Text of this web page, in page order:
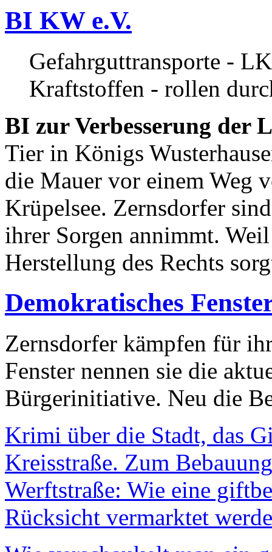
BI KW e.V.
Gefahrguttransporte -
Kraftstoffen - rollen
BI zur Verbesserung der
Tier in Königs
die Mauer vor einem Weg
Krüpelsee. Zernsdorfer
ihrer Sorgen annimmt.
Herstellung des Rechts
Demokratisches
Zernsdorfer kämpfen für
Fenster nennen sie die
Bürgerinitiative. Neu die
Krimi über die Stadt, das
Kreisstraße. Zum
Werftstraße: Wie eine
Rücksicht vermarktet